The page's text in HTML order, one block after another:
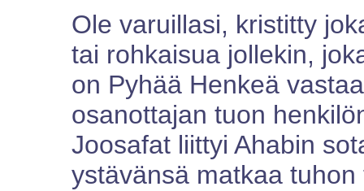
Ole varuillasi, kristitty
tai rohkaisua jollekin,
on Pyhää Henkeä
osanottajan tuon
Joosafat liittyi Ahabin
ystävänsä matkaa tuhon